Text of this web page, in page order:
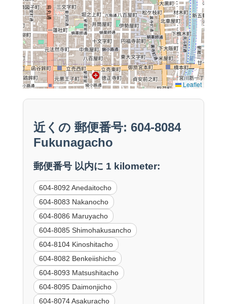
Leaflet
近くの 郵便番号: 604-8084
Fukunagacho
郵便番号 以内に 1 kilometer:
604-8092 Anedaitocho
604-8083 Nakanocho
604-8086 Maruyacho
604-8085 Shimohakusancho
604-8104 Kinoshitacho
604-8082 Benkeiishicho
604-8093 Matsushitacho
604-8095 Daimonjicho
604-8074 Asakuracho